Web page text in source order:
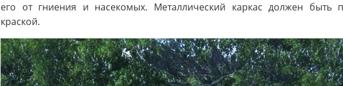
его от гниения и насекомых. Металлический каркас должен быть
краской.